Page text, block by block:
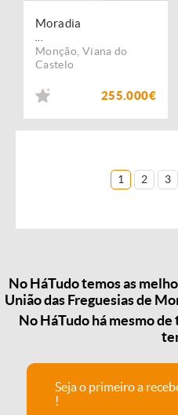
Moradia
Monção Viana do
Castelo
255.000€
1 2 3
No HáTudo temos as
União das Freguesias de
No HáTudo há mesmo
Seja o primeiro a
!